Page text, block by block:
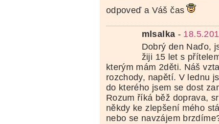
odpoveď a Váš čas
mlsalka -
Dobrý den Naďo,
žiji 15 let s
kterým mám 2děti. Náš
rozchody, napětí. V lednu
do kterého jsem se dost
Rozum říká běž doprava,
někdy ke zlepšení mého
nebo se navzájem